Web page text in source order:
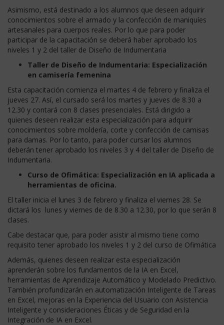
Asimismo, está destinado a los alumnos que deseen adquirir
conocimientos sobre el armado y la confección de maniquíes
artesanales para cuerpos reales. Por lo que para poder
participar de la capacitación se deberá haber aprobado los
niveles 1 y 2 del taller de Diseño de Indumentaria
Taller de Diseño de Indumentaria: Especialización
en camisería femenina
Esta capacitación comienza el martes 4 de febrero y finaliza el
jueves 27. Así, el cursado será los martes y jueves de 8.30 a
12.30 y contará con 8 clases presenciales. Está dirigido a
quienes deseen realizar esta especialización para adquirir
conocimientos sobre moldería, corte y confección de camisas
para damas. Por lo tanto, para poder cursar los alumnos
deberán tener aprobado los niveles 3 y 4 del taller de Diseño de
Indumentaria.
Curso de Ofimática: Especialización en IA aplicada a
herramientas de oficina.
El taller inicia el lunes 3 de febrero y finaliza el viernes 28. Se
dictará los lunes y viernes de de 8.30 a 12.30, por lo que serán 8
clases.
Cabe destacar que, para poder asistir al mismo tiene como
requisito tener aprobado los niveles 1 y 2 del curso de Ofimática
Además, quienes deseen realizar esta especialización
aprenderán sobre los fundamentos de la IA en Excel,
herramientas de Aprendizaje Automático y Modelado Predictivo.
También profundizarán en automatización Inteligente de Tareas
en Excel, mejoras en la Experiencia del Usuario con Asistencia
Inteligente y consideraciones Éticas y de Seguridad en la
Integración de IA en Excel.